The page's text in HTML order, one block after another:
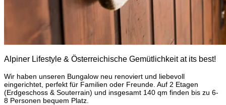
Alpiner Lifestyle & Österreichische Gemütlichkeit at its best!
Wir haben unseren Bungalow neu renoviert und liebevoll
eingerichtet, perfekt für Familien oder Freunde. Auf 2 Etagen
(Erdgeschoss & Souterrain) und insgesamt 140 qm finden bis zu 6-
8 Personen bequem Platz.